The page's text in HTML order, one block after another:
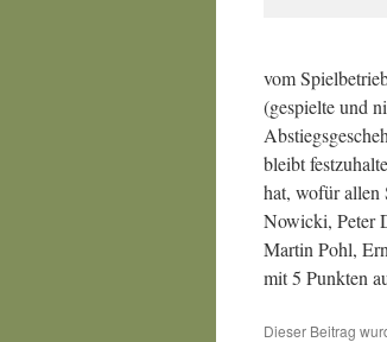
vom
(gespielte und
bleibt
hat, wofür allen
Nowicki, Peter
Martin Pohl,
mit 5 Punkten
Dieser Beitrag